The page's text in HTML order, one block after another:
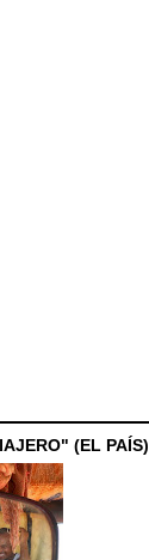
(EL PAÍS)